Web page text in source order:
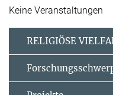
Keine Veranstaltungen
RELIGIÖSE